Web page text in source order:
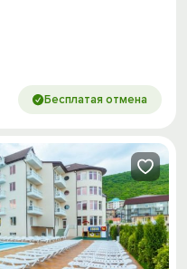
Бесплатая отмена